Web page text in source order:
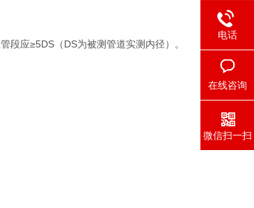
段应≥5DS（DS为被测管道实测内径）。
电话
在线咨询
微信扫一扫